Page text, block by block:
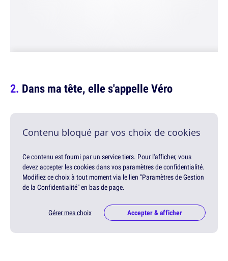
Dans ma tête, elle s'appelle Véro
Contenu bloqué par vos choix de cookies
Ce contenu est fourni par un service tiers. Pour l'afficher, vous
devez accepter les cookies dans vos paramètres de confidentialité.
Modifiez ce choix à tout moment via le lien "Paramètres de Gestion
de la Confidentialité" en bas de page.
Gérer mes choix Accepter & afficher